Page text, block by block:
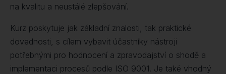
na kvalitu a neustálé zlepšování.
Kurz poskytuje jak základní znalosti, tak praktické
dovednosti, s cílem vybavit účastníky nástroji
potřebnými pro hodnocení a zpravodajství o shodě a
implementaci procesů podle ISO 9001. Je také vhodný